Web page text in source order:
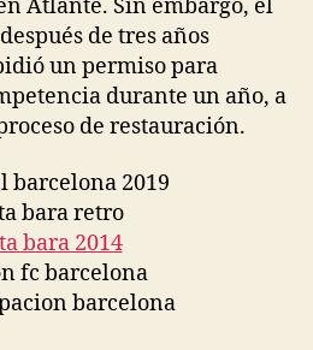
Atlante. Sin embargo, el
de tres años
un permiso para
durante un año, a
de restauración.